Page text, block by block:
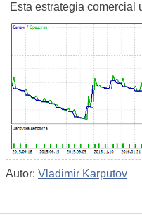
Esta estrategia comercial
Autor: Vladimir Karputov